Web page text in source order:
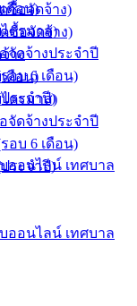
ดือน)
ตรมาส)
จัดจ้างประจำปี
อบ 6 เดือน)
ระจำปี)
ออนไลน์ เทศบาล
ซื้อจัดจ้าง)
ซื้อจัดจ้าง)
าง
ดือน)
ตรมาส)
จัดจ้างประจำปี
อบ 6 เดือน)
ระจำปี)
ออนไลน์ เทศบาล